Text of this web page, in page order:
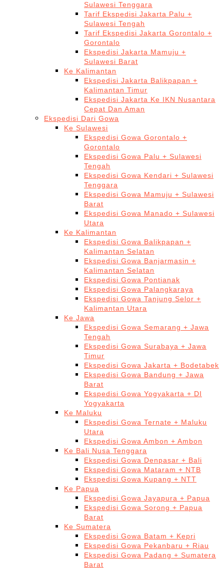
Sulawesi Tenggara
Tarif Ekspedisi Jakarta Palu +
Sulawesi Tengah
Tarif Ekspedisi Jakarta Gorontalo +
Gorontalo
Ekspedisi Jakarta Mamuju +
Sulawesi Barat
Ke Kalimantan
Ekspedisi Jakarta Balikpapan +
Kalimantan Timur
Ekspedisi Jakarta Ke IKN Nusantara
Cepat Dan Aman
Ekspedisi Dari Gowa
Ke Sulawesi
Ekspedisi Gowa Gorontalo +
Gorontalo
Ekspedisi Gowa Palu + Sulawesi
Tengah
Ekspedisi Gowa Kendari + Sulawesi
Tenggara
Ekspedisi Gowa Mamuju + Sulawesi
Barat
Ekspedisi Gowa Manado + Sulawesi
Utara
Ke Kalimantan
Ekspedisi Gowa Balikpapan +
Kalimantan Selatan
Ekspedisi Gowa Banjarmasin +
Kalimantan Selatan
Ekspedisi Gowa Pontianak
Ekspedisi Gowa Palangkaraya
Ekspedisi Gowa Tanjung Selor +
Kalimantan Utara
Ke Jawa
Ekspedisi Gowa Semarang + Jawa
Tengah
Ekspedisi Gowa Surabaya + Jawa
Timur
Ekspedisi Gowa Jakarta + Bodetabek
Ekspedisi Gowa Bandung + Jawa
Barat
Ekspedisi Gowa Yogyakarta + DI
Yogyakarta
Ke Maluku
Ekspedisi Gowa Ternate + Maluku
Utara
Ekspedisi Gowa Ambon + Ambon
Ke Bali Nusa Tenggara
Ekspedisi Gowa Denpasar + Bali
Ekspedisi Gowa Mataram + NTB
Ekspedisi Gowa Kupang + NTT
Ke Papua
Ekspedisi Gowa Jayapura + Papua
Ekspedisi Gowa Sorong + Papua
Barat
Ke Sumatera
Ekspedisi Gowa Batam + Kepri
Ekspedisi Gowa Pekanbaru + Riau
Ekspedisi Gowa Padang + Sumatera
Barat